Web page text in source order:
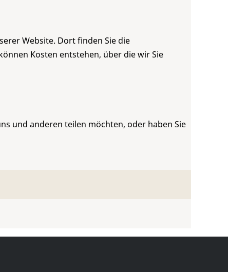
Website. Dort finden Sie die
Kosten entstehen, über die wir Sie
und anderen teilen möchten, oder haben Sie